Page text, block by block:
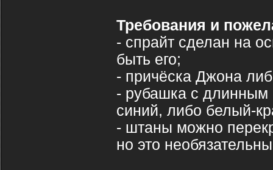
Требования и
- спрайт сделан на
быть его;
- причёска Джона
- рубашка с длинным
синий, либо белый-
- штаны можно
но это